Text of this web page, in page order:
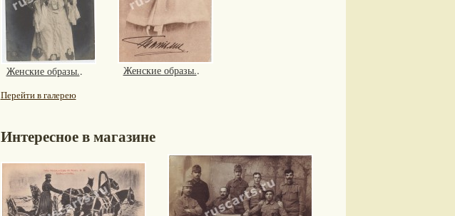
Женские образы.. Женские образы..
Перейти в галерею
Интересное в магазине